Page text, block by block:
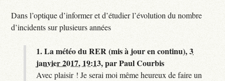
Dans l’optique d’informer et d’étudier l’évolution du nombre
d’incidents sur plusieurs années
1.La météo du RER (mis à jour en continu),3
janvier 2017, 19:13,parPaul Courbis
Avec plaisir ! Je serai moi même heureux de faire un